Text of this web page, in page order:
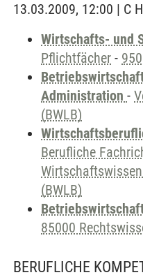
13.03.2009, 12:00 | C
Wirtschafts- und
Pflichtfächer -
Administration -
(BWLB)
Berufliche
(BWLB)
85000
BERUFLICHE